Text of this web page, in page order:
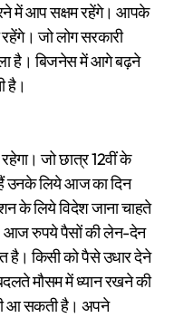
में आप सक्षम रहेंगे। आपके
जो लोग सरकारी
है। बिजनेस में आगे बढ़ने
है।
जो छात्र 12वीं के
उनके लिये आज का दिन
के लिये विदेश जाना चाहते
आज रुपये पैसों की लेन-देन
है। किसी को पैसे उधार देने
मौसम में ध्यान रखने की
आ सकती है। अपने